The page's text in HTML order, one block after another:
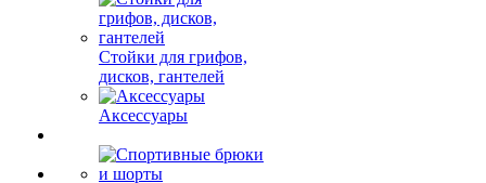
Стойки для грифов,
дисков, гантелей
Аксессуары